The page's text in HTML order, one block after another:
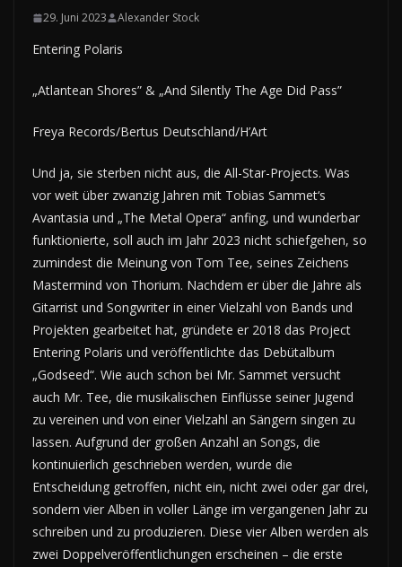
29. Juni 2023 Alexander Stock
Entering Polaris
„Atlantean Shores” & „And Silently The Age Did Pass”
Freya Records/Bertus Deutschland/H’Art
Und ja, sie sterben nicht aus, die All-Star-Projects. Was
vor weit über zwanzig Jahren mit Tobias Sammet‘s
Avantasia und „The Metal Opera“ anfing, und wunderbar
funktionierte, soll auch im Jahr 2023 nicht schiefgehen, so
zumindest die Meinung von Tom Tee, seines Zeichens
Mastermind von Thorium. Nachdem er über die Jahre als
Gitarrist und Songwriter in einer Vielzahl von Bands und
Projekten gearbeitet hat, gründete er 2018 das Project
Entering Polaris und veröffentlichte das Debütalbum
„Godseed“. Wie auch schon bei Mr. Sammet versucht
auch Mr. Tee, die musikalischen Einflüsse seiner Jugend
zu vereinen und von einer Vielzahl an Sängern singen zu
lassen. Aufgrund der großen Anzahl an Songs, die
kontinuierlich geschrieben werden, wurde die
Entscheidung getroffen, nicht ein, nicht zwei oder gar drei,
sondern vier Alben in voller Länge im vergangenen Jahr zu
schreiben und zu produzieren. Diese vier Alben werden als
zwei Doppelveröffentlichungen erscheinen – die erste